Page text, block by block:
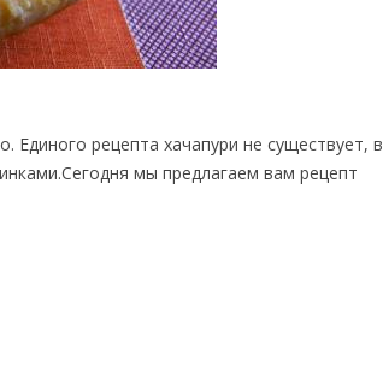
рецепта хачапури не существует, в
мы предлагаем вам рецепт